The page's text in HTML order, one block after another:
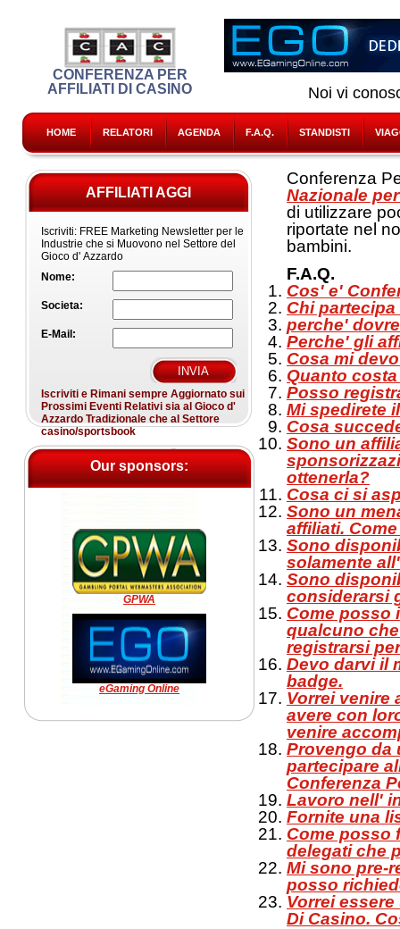
CONFERENZA PER
AFFILIATI DI CASINO
HOME RELATORI AGENDA F.A.Q. STANDISTI
Noi vi
Conferenza
Nazionale
di utilizzare
riportate nel
bambini.
F.A.Q.
Cos' e'
Chi
perche'
Perche' gli
Cosa mi
Quanto
Posso
Mi spedirete
Cosa
Sono un
ottenerla?
Cosa ci si
Sono un
affiliati.
Sono
solamente
Sono
considerarsi
Come posso
qualcuno
registrarsi
Devo darvi il
badge.
Vorrei venire
avere con
venire
Provengo da
partecipare
Conferenza
Lavoro nell'
Fornite una
Come posso
delegati che
Mi sono pre-
posso
Vorrei
Di Casino.
AFFILIATI AGGI
Iscriviti: FREE Marketing Newsletter per le
Industrie che si Muovono nel Settore del
Gioco d' Azzardo
Nome:
Societa:
E-Mail:
Iscriviti e Rimani sempre Aggiornato sui
Prossimi Eventi Relativi sia al Gioco d'
Azzardo Tradizionale che al Settore
casino/sportsbook
Our sponsors:
GPWA
eGaming Online